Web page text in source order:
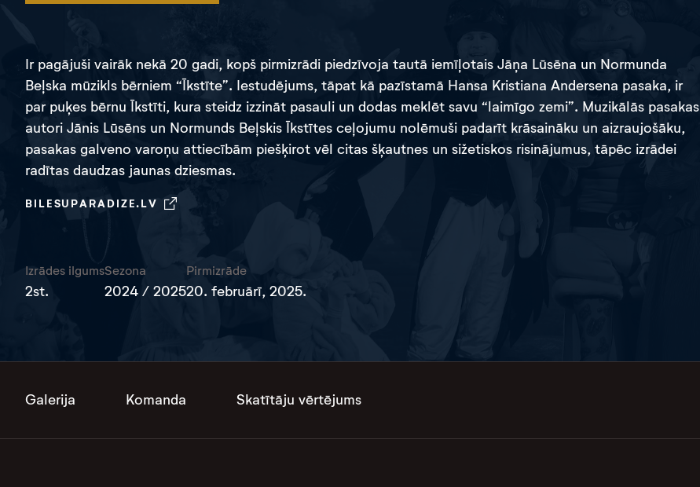
Ir pagājuši vairāk nekā 20 gadi, kopš pirmizrādi piedzīvoja tautā iemīļotais Jāņa Lūsēna un Normunda
Beļska mūzikls bērniem “Īkstīte”. Iestudējums, tāpat kā pazīstamā Hansa Kristiana Andersena pasaka, ir
par puķes bērnu Īkstīti, kura steidz izzināt pasauli un dodas meklēt savu “laimīgo zemi”. Muzikālās pasakas
autori Jānis Lūsēns un Normunds Beļskis Īkstītes ceļojumu nolēmuši padarīt krāsaināku un aizraujošāku,
pasakas galveno varoņu attiecībām piešķirot vēl citas šķautnes un sižetiskos risinājumus, tāpēc izrādei
radītas daudzas jaunas dziesmas.
BILESUPARADIZE.LV
Izrādes ilgums
2st.
Sezona
2024 / 2025
Pirmizrāde
20. februārī, 2025.
Galerija Komanda Skatītāju vērtējums